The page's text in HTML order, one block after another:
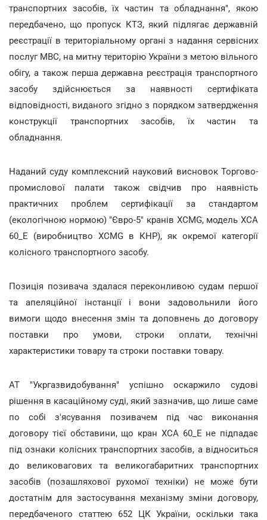
транспортних засобів, їх частин та обладнання", якою
передбачено, що пропуск КТЗ, який підлягає державній
реєстрації в територіальному органі з надання сервісних
послуг МВС, на митну територію України з метою вільного
обігу, а також перша державна реєстрація транспортного
засобу здійснюється за наявності сертифіката
відповідності, виданого згідно з порядком затвердження
конструкції транспортних засобів, їх частин та
обладнання.
Наданий суду комплексний науковий висновок Торгово-
промислової палати також свідчив про наявність
практичних проблем сертифікації за стандартом
(екологічною нормою) "Євро-5" кранів ХСМG, модель XCA
60_E (виробництво ХСМG в КНР), як окремої категорії
колісного транспортного засобу.
Позиція позивача здалася переконливою судам першої
та апеляційної інстанції і вони задовольнили його
вимоги щодо внесення змін та доповнень до договору
поставки про умови, строки оплати, технічні
характеристики товару та строки поставки товару.
АТ "Укргазвидобування" успішно оскаржило судові
рішення в касаційному суді, який зазначив, що лише саме
по собі з'ясування позивачем під час виконання
договору тієї обставини, що кран XCA 60_E не підпадає
під ознаки колісних транспортних засобів, а відноситься
до великовагових та великогабаритних транспортних
засобів (позашляхової рухомої техніки) не може бути
достатнім для застосування механізму зміни договору,
передбаченого статтею 652 ЦК України, оскільки така